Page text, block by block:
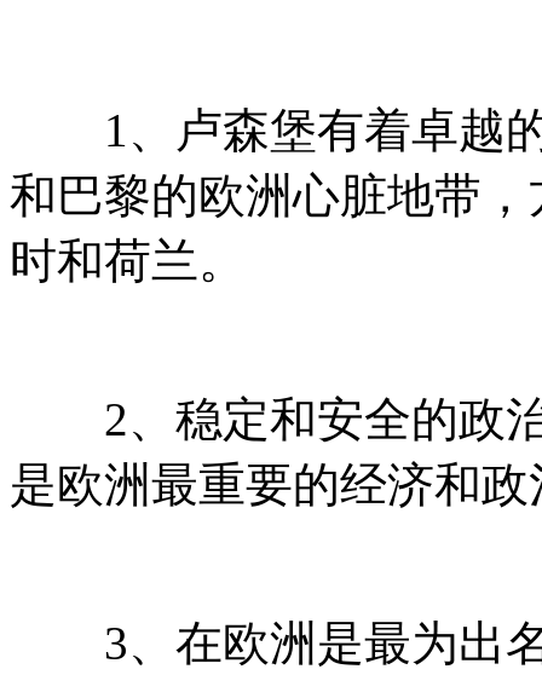
1、卢森堡有着卓越的
和巴黎的欧洲心脏地带
时和荷兰。
2、稳定和安全的政治
是欧洲最重要的经济和
3、在欧洲是最为出名